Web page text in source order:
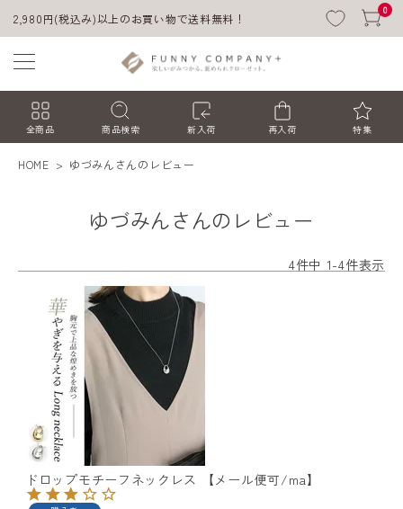
2,980円(税込み)以上のお買い物で送料無料！
0
全商品 商品検索 新入荷 再入荷 特集
ACCOUNT MENU
ようこそ ゲスト 様
ログイン 会員登録
HOME ゆづみんさんのレビュー
ゆづみんさんのレビュー
4件中 1-4件表示
ドロップモチーフネックレス 【メール便可/ma】